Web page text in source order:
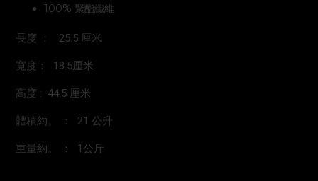
100% 聚酯纖維
長度 ： 25.5 厘米
寬度： 18.5厘米
高度 : 44.5 厘米
體積約。 ： 21 公升
重量約。 ： 1公斤